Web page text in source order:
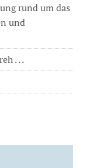
rund um das
und
. . .